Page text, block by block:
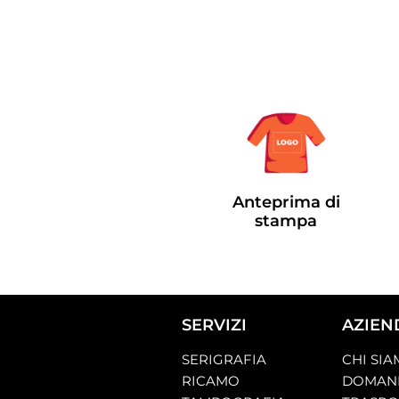
Anteprima di
stampa
SERVIZI
SERIGRAFIA
RICAMO
CHI